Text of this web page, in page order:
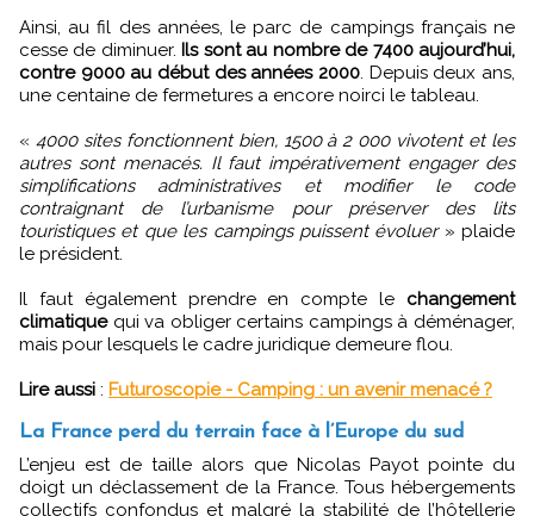
Ainsi, au fil des années, le parc de campings français ne
cesse de diminuer. Ils sont au nombre de 7400 aujourd’hui,
contre 9000 au début des années 2000 . Depuis deux ans,
une centaine de fermetures a encore noirci le tableau.
« 4000 sites fonctionnent bien, 1500 à 2 000 vivotent et les
autres sont menacés. Il faut impérativement engager des
simplifications administratives et modifier le code
contraignant de l’urbanisme pour préserver des lits
touristiques et que les campings puissent évoluer » plaide
le président.
Il faut également prendre en compte le changement
climatiquequi va obliger certains campings à déménager,
mais pour lesquels le cadre juridique demeure flou.
Lire aussi : Futuroscopie - Camping : un avenir menacé ?
La France perd du terrain face à l’Europe du sud
L’enjeu est de taille alors que Nicolas Payot pointe du
doigt un déclassement de la France. Tous hébergements
collectifs confondus et malgré la stabilité de l’hôtellerie